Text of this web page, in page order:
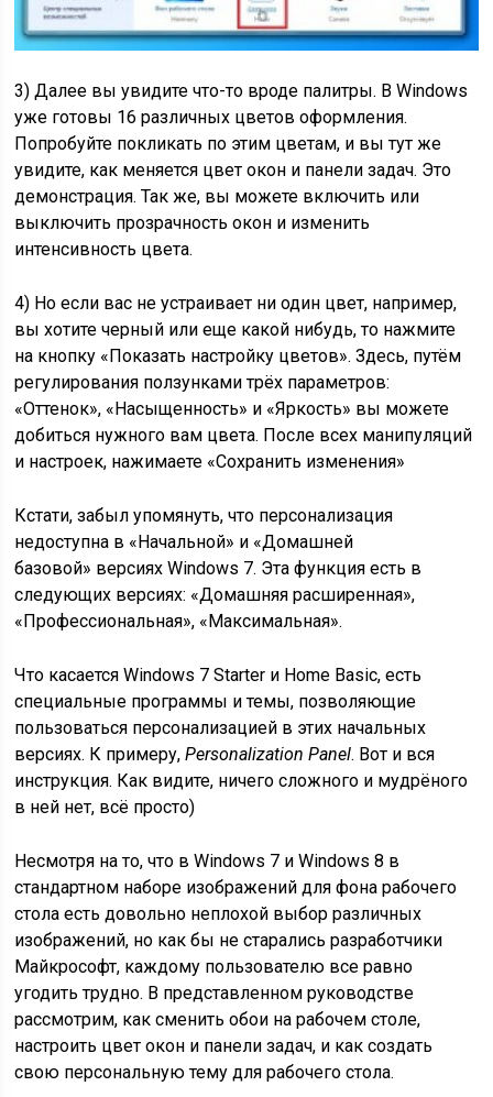
3) Далее вы увидите что-то вроде палитры. В Windows
уже готовы 16 различных цветов оформления.
Попробуйте покликать по этим цветам, и вы тут же
увидите, как меняется цвет окон и панели задач. Это
демонстрация. Так же, вы можете включить или
выключить прозрачность окон и изменить
интенсивность цвета.
4) Но если вас не устраивает ни один цвет, например,
вы хотите черный или еще какой нибудь, то нажмите
на кнопку «Показать настройку цветов». Здесь, путём
регулирования ползунками трёх параметров:
«Оттенок», «Насыщенность» и «Яркость» вы можете
добиться нужного вам цвета. После всех манипуляций
и настроек, нажимаете «Сохранить изменения»
Кстати, забыл упомянуть, что персонализация
недоступна в «Начальной» и «Домашней
базовой» версиях Windows 7. Эта функция есть в
следующих версиях: «Домашняя расширенная»,
«Профессиональная», «Максимальная».
Что касается Windows 7 Starter и Home Basic, есть
специальные программы и темы, позволяющие
пользоваться персонализацией в этих начальных
версиях. К примеру,Personalization Panel. Вот и вся
инструкция. Как видите, ничего сложного и мудрёного
в ней нет, всё просто)
Несмотря на то, что в Windows 7 и Windows 8 в
стандартном наборе изображений для фона рабочего
стола есть довольно неплохой выбор различных
изображений, но как бы не старались разработчики
Майкрософт, каждому пользователю все равно
угодить трудно. В представленном руководстве
рассмотрим, как сменить обои на рабочем столе,
настроить цвет окон и панели задач, и как создать
свою персональную тему для рабочего стола.